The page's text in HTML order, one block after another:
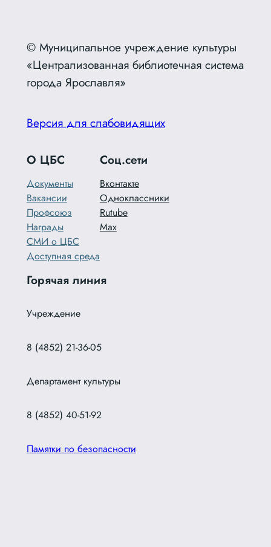
© Муниципальное учреждение культуры
«Централизованная библиотечная система
города Ярославля»
Версия для слабовидящих
О ЦБС
Документы
Вакансии
Профсоюз
Награды
СМИ о ЦБС
Доступная среда
Соц.сети
Вконтакте
Одноклассники
Rutube
Max
Горячая линия
Учреждение
8 (4852) 21-36-05
Департамент культуры
8 (4852) 40-51-92
Памятки по безопасности